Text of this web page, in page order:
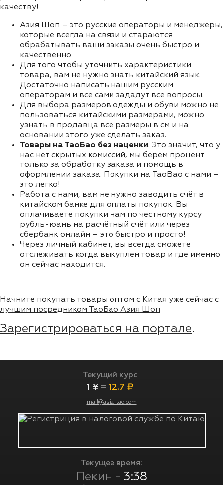
качеству!
Азия Шоп – это русские операторы и менеджеры,
которые всегда на связи и стараются
обрабатывать ваши заказы очень быстро и
качественно
Для того чтобы уточнить характеристики
товара, вам не нужно знать китайский язык.
Достаточно написать нашим русским
операторам и все сами зададут все вопросы.
Для выбора размеров одежды и обуви можно не
пользоваться китайскими размерами, можно
узнать в продавца все размеры в см и на
основании этого уже сделать заказ.
Товары на ТаоБао без наценки. Это значит, что у
нас нет скрытых комиссий, мы берём процент
только за обработку заказа и помощь в
оформлении заказа. Покупки на TaoBao с нами –
это легко!
Работа с нами, вам не нужно заводить счёт в
китайском банке для оплаты покупок. Вы
оплачиваете покупки нам по честному курсу
рубль-юань на расчётный счёт или через
сбербанк онлайн – это быстро и просто!
Через личный кабинет, вы всегда сможете
отслеживать когда выкуплен товар и где именно
он сейчас находится.
Начните покупать товары оптом с Китая уже сейчас с
лучшим посредником ТаоБао Азия Шоп
Зарегистрироваться на портале.
Текущий курс
1 ¥ = 12.7 ₽
mail@asia-tao.com
Текущее время:
Пекин - 3:38